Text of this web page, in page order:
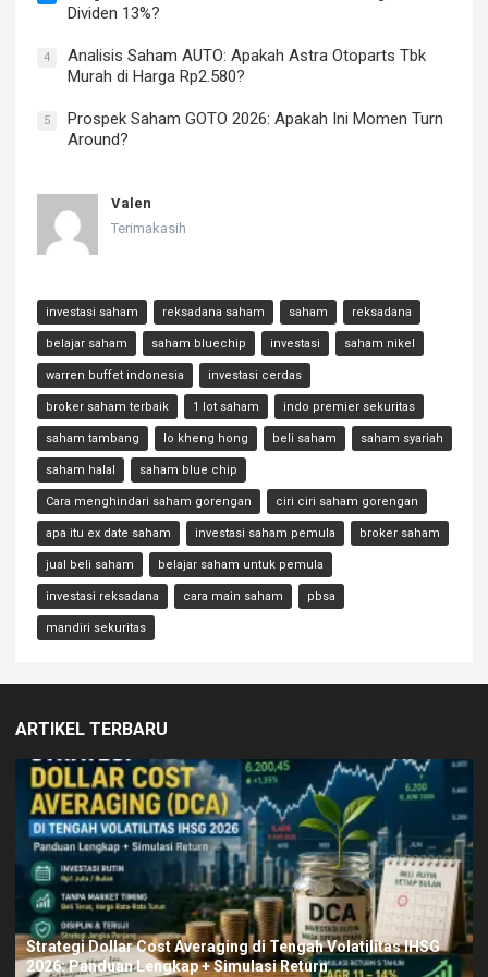
Dividen 13%?
4
Analisis Saham AUTO: Apakah Astra Otoparts Tbk
Murah di Harga Rp2.580?
5
Prospek Saham GOTO 2026: Apakah Ini Momen Turn
Around?
Valen
Terimakasih
investasi saham reksadana saham saham reksadana
belajar saham saham bluechip investasi saham nikel
warren buffet indonesia investasi cerdas
broker saham terbaik 1 lot saham indo premier sekuritas
saham tambang lo kheng hong beli saham saham syariah
saham halal saham blue chip
Cara menghindari saham gorengan ciri ciri saham gorengan
apa itu ex date saham investasi saham pemula broker saham
jual beli saham belajar saham untuk pemula
investasi reksadana cara main saham pbsa
mandiri sekuritas
ARTIKEL TERBARU
Strategi Dollar Cost Averaging di Tengah Volatilitas IHSG
2026: Panduan Lengkap + Simulasi Return